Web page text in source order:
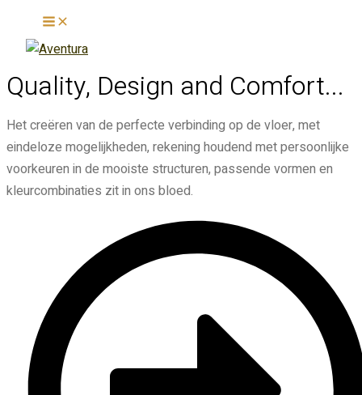
inhoud
Menu
Quality, Design and Comfort...​
Het creëren van de perfecte verbinding op de vloer, met
eindeloze mogelijkheden, rekening houdend met persoonlijke
voorkeuren in de mooiste structuren, passende vormen en
kleurcombinaties zit in ons bloed.